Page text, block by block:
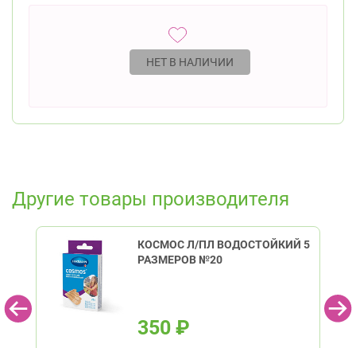
НЕТ В НАЛИЧИИ
Другие товары производителя
КОСМОС Л/ПЛ ВОДОСТОЙКИЙ 5
РАЗМЕРОВ №20
350 ₽